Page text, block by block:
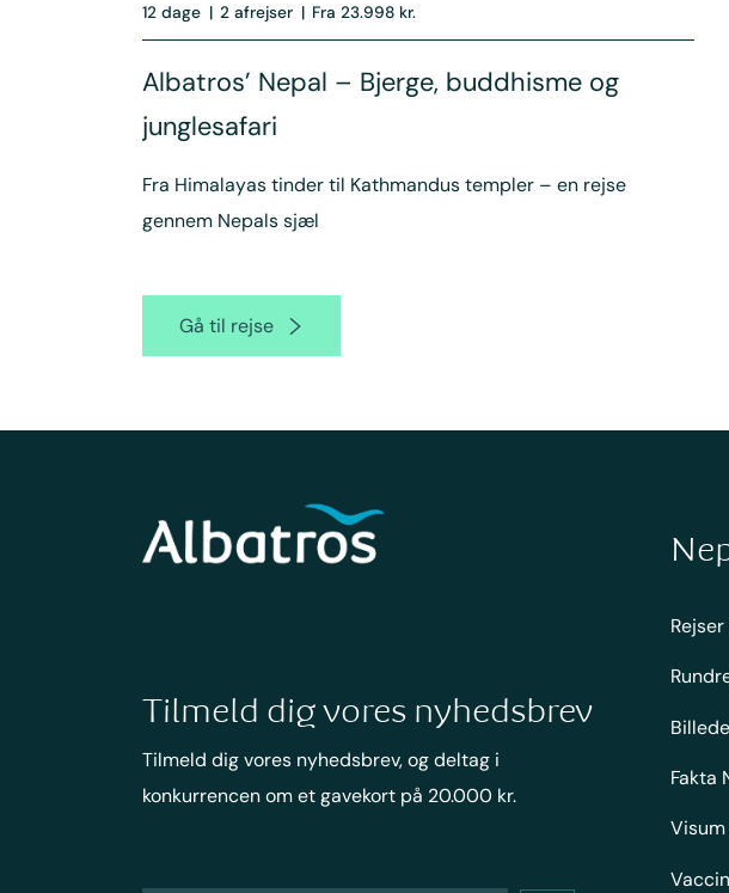
12 dage | 2 afrejser | Fra 23.998 kr.
Albatros’ Nepal – Bjerge, buddhisme og
junglesafari
Fra Himalayas tinder til Kathmandus templer – en rejse
gennem Nepals sjæl
Gå til rejse
Tilmeld dig vores nyhedsbrev
Tilmeld dig vores nyhedsbrev, og deltag i
konkurrencen om et gavekort på 20.000 kr.
Fakta